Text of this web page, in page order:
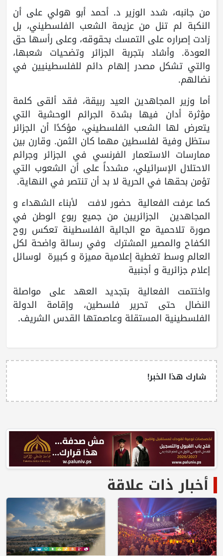
من جانبه، شدد الوزير د. أحمد أبو هولي على أن
النكبة لم تنل من عزيمة الشعب الفلسطيني، بل
زادت إصراره على التمسك بحقوقه، وعلى رأسها حق
العودة. وأشاد بتجربة الجزائر وتضحيات شعبها،
والتي تشكل مصدر إلهام دائم للفلسطينيين في
نضالهم.
أما وزير المجاهدين العيد ربيقة، فقد ألقى كلمة
مؤثرة أدان فيها بشدة الجرائم الوحشية التي
يتعرض لها الشعب الفلسطيني، مؤكدًا أن الجزائر
ستظل وفية لفلسطين مهما كان الثمن. وقارن بين
ممارسات الاستعمار الفرنسي في الجزائر وجرائم
الاحتلال الإسرائيلي، مشدداً على أن الشعوب التي
تؤمن بحقها في الحرية لا بد أن تنتصر في النهاية.
كما عرفت الفعالية حضور لافت لأبناء الشهداء و
المجاهدين الجزائريين من جميع ربوع الوطن في
صورة تلاحمية مع الجالية الفلسطينة تعكس روح
الكفاح والمصير المشترك وفي رسالة واضحة لكل
العالم وسط تغطية إعلامية مميزة و كبيرة لوسائل
إعلام جزائرية و أجنبية
واختتمت الفعالية بتجديد العهد على مواصلة
النضال حتى تحرير فلسطين، وإقامة الدولة
الفلسطينية المستقلة وعاصمتها القدس الشريف.
شارك هذا الخبر!
أخبار ذات علاقة